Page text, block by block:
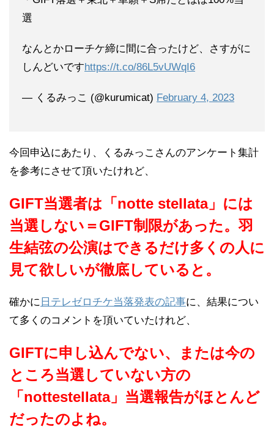
選
なんとかローチケ締に間に合ったけど、さすがに
しんどいですhttps://t.co/86L5vUWqI6
— くるみっこ (@kurumicat) February 4, 2023
今回申込にあたり、くるみっこさんのアンケート集計
を参考にさせて頂いたけれど、
GIFT当選者は「 notte stellata」には
当選しない＝GIFT制限があった。羽
生結弦の公演はできるだけ多くの人に
見て欲しいが徹底していると。
確かに 日テレゼロチケ当落発表の記事に、結果につい
て多くのコメントを頂いていたけれど、
GIFTに申し込んでない、または今の
ところ当選していない方の
「nottestellata」当選報告がほとんど
だったのよね。